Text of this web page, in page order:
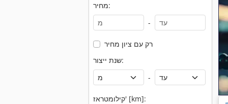
מחיר:
-
רק עם ציון מחיר
שנת ייצור:
-
קילומטראז' [km]: